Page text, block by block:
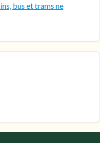
bus et trams ne